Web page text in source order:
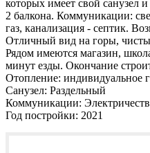
которых имеет свой санузел
2 балкона. Коммуникации:
газ, канализация - септик.
Отличный вид на горы,
Рядом имеются магазин,
минут езды. Окончание
Отопление: индивидуальное
Санузел: Раздельный
Коммуникации:
Год постройки: 2021